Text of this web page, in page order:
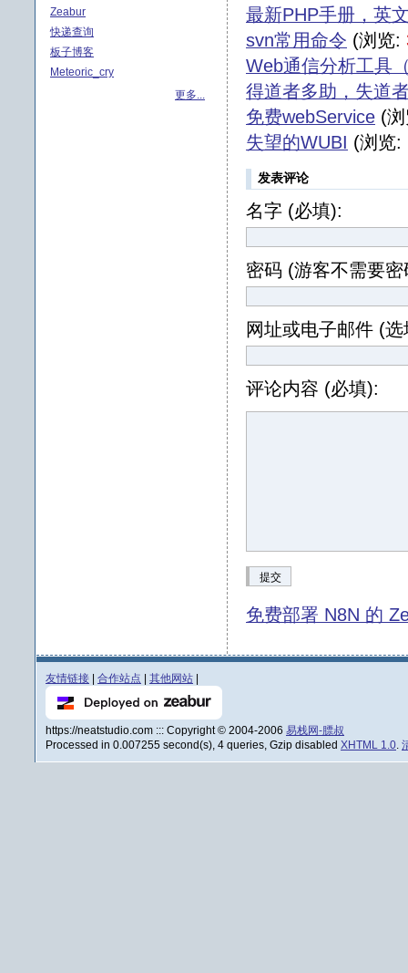
最新PHP手册，英
svn常用命令 (浏览:
Web通信分析工具
得道者多助，失道
免费webService (
失望的WUBI (浏览:
发表评论
名字 (必填):
密码 (游客不需要密
网址或电子邮件 (
评论内容 (必填):
提交
免费部署 N8N 的
Zeabur
快递查询
板子博客
Meteoric_cry
更多...
友情链接 合作站点 其他网站
https://neatstudio.com ::: Copyright © 2004-2006 易栈网-膘叔
Processed in 0.007255 second(s), 4 queries, Gzip disabled XHTML 1.0.